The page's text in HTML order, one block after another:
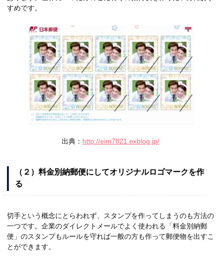
すめです。
出典： http://eim7821.exblog.jp/
（２）料金別納郵便にしてオリジナルロゴマークを作
る
切手という概念にとらわれず、スタンプを作ってしまうのも方法の
一つです。企業のダイレクトメールでよく使われる「料金別納郵
便」のスタンプもルールを守れば一般の方も作って郵便物を出すこ
とができます。